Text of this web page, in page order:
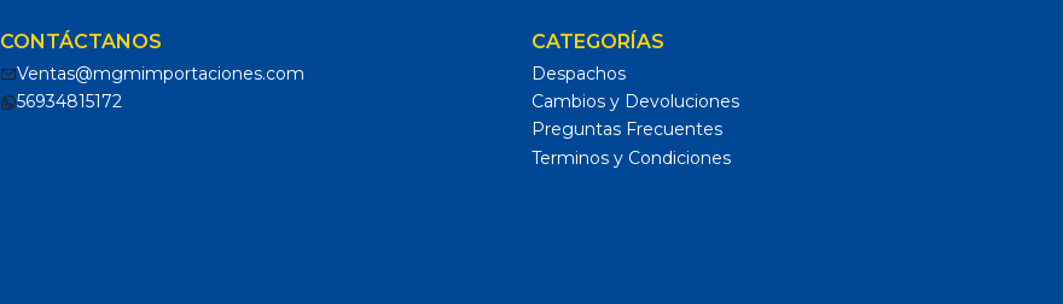
CONTÁCTANOS
Ventas@mgmimportaciones.com
56934815172
CATEGORÍAS
Despachos
Cambios y Devoluciones
Preguntas Frecuentes
Terminos y Condiciones